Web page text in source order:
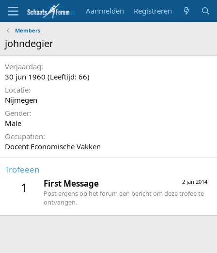
Aanmelden Registreren
Members
johndegier
Verjaardag
30 jun 1960 (Leeftijd: 66)
Locatie
Nijmegen
Gender
Male
Occupation
Docent Economische Vakken
Trofeeën
1 2 jan 2014
First Message
Post ergens op het forum een bericht om deze trofee te
ontvangen.